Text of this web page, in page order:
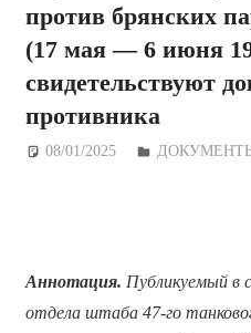
против брянских
(17 мая — 6 июня
свидетельствуют
противника
08/01/2025 Дежурный по
Аннотация. Публикуемый в
отдела штаба 47-го